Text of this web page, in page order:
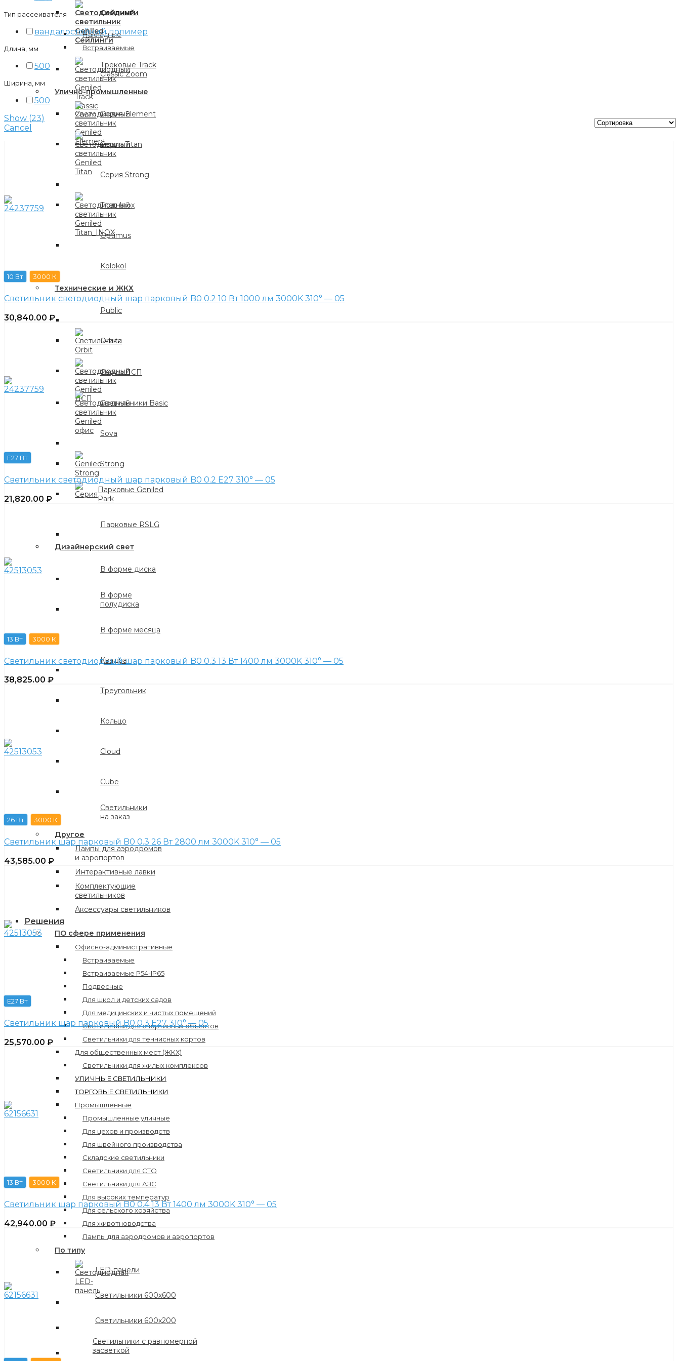
Сейлинги
Накладные
Встраиваемые
Трековые Track
Classic Zoom
Улично-промышленные
Серия Element
Серия Titan
Серия Strong
Titan Inox
Optimus
Kolokol
Технические и ЖКХ
Public
Orbita
Серия ЛСП
Светильники Basic
Sova
Strong
Парковые Geniled
Park
Парковые RSLG
Дизайнерский свет
В форме диска
В форме
полудиска
В форме месяца
Квадрат
Треугольник
Кольцо
Cloud
Cube
Светильники
на заказ
Другое
Лампы для аэродромов
и аэропортов
Интерактивные лавки
Комплектующие
светильников
Аксессуары светильников
Решения
ПО сфере применения
Офисно-административные
Встраиваемые
Встраиваемые P54-IP65
Подвесные
Для школ и детских садов
Для медицинских и чистых помещений
Светильники для спортивных объектов
Светильники для теннисных кортов
Для общественных мест (ЖКХ)
Светильники для жилых комплексов
УЛИЧНЫЕ СВЕТИЛЬНИКИ
ТОРГОВЫЕ СВЕТИЛЬНИКИ
Промышленные
Промышленные уличные
Для цехов и производств
Для швейного производства
Складские светильники
Светильники для СТО
Светильники для АЗС
Для высоких температур
Для сельского хозяйства
Для животноводства
Лампы для аэродромов и аэропортов
По типу
LED-панели
Светильники 600х600
Светильники 600х200
Светильники с равномерной
засветкой
Тип рассеивателя
вандалостойкий полимер
Длина, мм
500
Ширина, мм
500
Show (23)
Cancel
10 Вт 3000 К
Светильник светодиодный шар парковый B0 0.2 10 Вт 1000 лм 3000K 310° — 05
30,840.00 ₽
E27 Вт
Светильник светодиодный шар парковый B0 0.2 E27 310° — 05
21,820.00 ₽
13 Вт 3000 К
Светильник светодиодный шар парковый B0 0.3 13 Вт 1400 лм 3000K 310° — 05
38,825.00 ₽
26 Вт 3000 К
Светильник шар парковый B0 0.3 26 Вт 2800 лм 3000K 310° — 05
43,585.00 ₽
E27 Вт
Светильник шар парковый B0 0.3 E27 310° — 05
25,570.00 ₽
13 Вт 3000 К
Светильник шар парковый B0 0.4 13 Вт 1400 лм 3000K 310° — 05
42,940.00 ₽